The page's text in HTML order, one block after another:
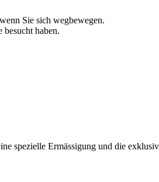
Sie sich wegbewegen.
haben.
spezielle Ermässigung und die